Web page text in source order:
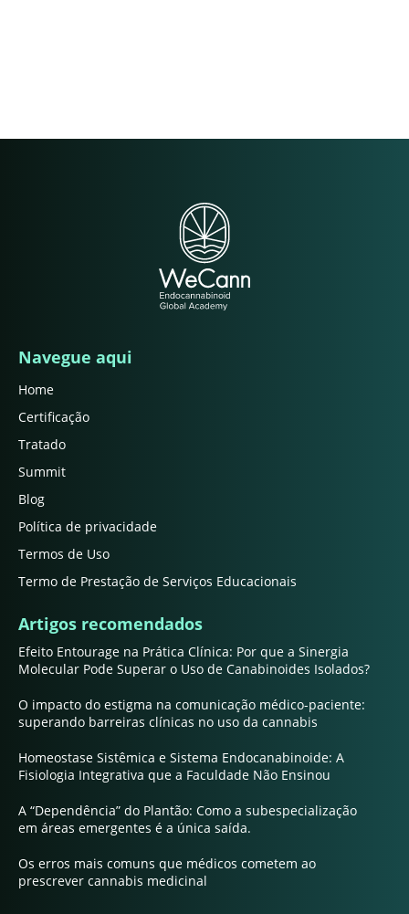
Navegue aqui
Home
Certificação
Tratado
Summit
Blog
Política de privacidade
Termos de Uso
Termo de Prestação de Serviços Educacionais
Artigos recomendados
Efeito Entourage na Prática Clínica: Por que a Sinergia
Molecular Pode Superar o Uso de Canabinoides Isolados?
O impacto do estigma na comunicação médico-paciente:
superando barreiras clínicas no uso da cannabis
Homeostase Sistêmica e Sistema Endocanabinoide: A
Fisiologia Integrativa que a Faculdade Não Ensinou
A “Dependência” do Plantão: Como a subespecialização
em áreas emergentes é a única saída.
Os erros mais comuns que médicos cometem ao
prescrever cannabis medicinal